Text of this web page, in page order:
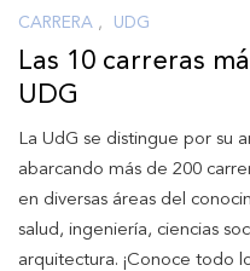
CARRERA , UDG
Las 10 carreras
UDG
La UdG se distingue por su
abarcando más de 200
en diversas áreas del
salud, ingeniería, ciencias
arquitectura. ¡Conoce todo